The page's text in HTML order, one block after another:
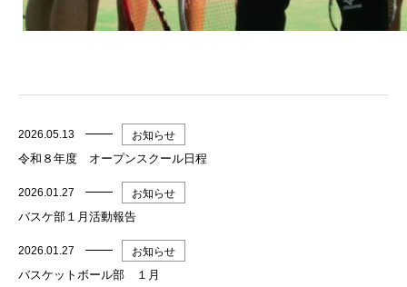
2026.05.13 お知らせ
令和８年度 オープンスクール日程
2026.01.27 お知らせ
バスケ部１月活動報告
2026.01.27 お知らせ
バスケットボール部 １月